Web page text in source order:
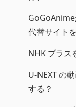
代替サイト
NHK プラス
U-NEXT の
する？